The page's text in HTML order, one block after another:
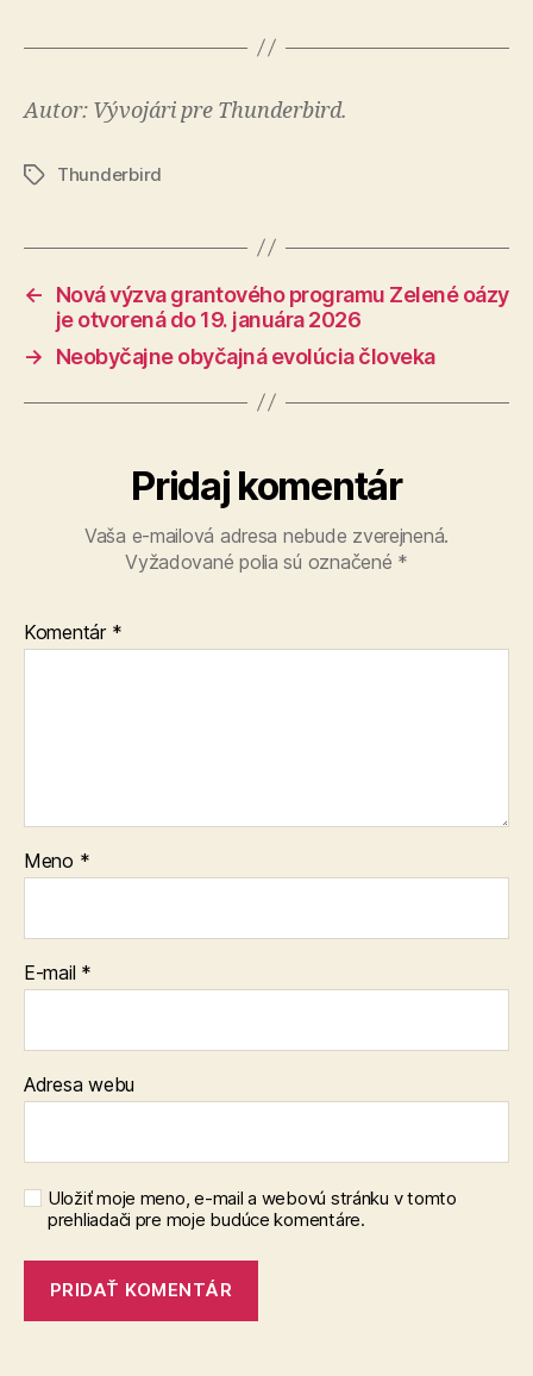
Autor: Vývojári pre Thunderbird.
ZnačkyThunderbird
←
Nová výzva grantového programu Zelené oázy
je otvorená do 19. januára 2026
→
Neobyčajne obyčajná evolúcia človeka
Pridaj komentár
Vaša e-mailová adresa nebude zverejnená.
Vyžadované polia sú označené *
Komentár *
Meno *
E-mail *
Adresa webu
Uložiť moje meno, e-mail a webovú stránku v tomto
prehliadači pre moje budúce komentáre.